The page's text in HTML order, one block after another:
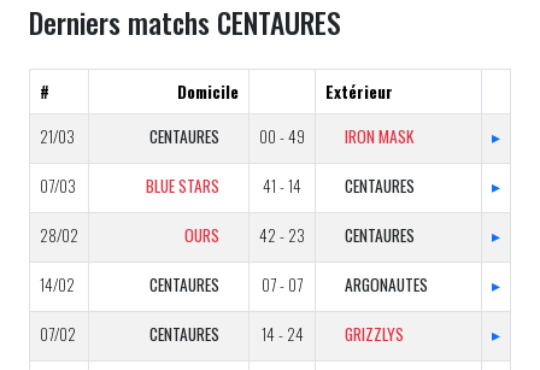
Derniers matchs CENTAURES
# Domicile
Extérieur
21/03
CENTAURES 00 - 49 IRON MASK ▸
07/03 BLUE STARS 41 - 14 CENTAURES ▸
28/02 OURS 42 - 23 CENTAURES ▸
14/02 CENTAURES 07 - 07 ARGONAUTES ▸
07/02 CENTAURES 14 - 24 GRIZZLYS ▸